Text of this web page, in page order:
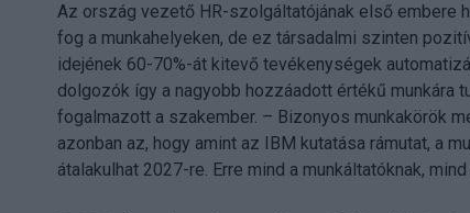
Az ország vezető HR-szolgáltatójának első embere
fog a munkahelyeken, de ez társadalmi szinten
idejének 60-70%-át kitevő tevékenységek
dolgozók így a nagyobb hozzáadott értékű munkára
fogalmazott a szakember. – Bizonyos munkakörök
azonban az, hogy amint az IBM kutatása rámutat, a
átalakulhat 2027-re. Erre mind a munkáltatóknak,